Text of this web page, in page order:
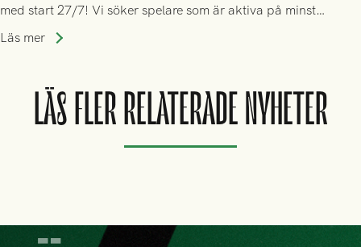
med start 27/7! Vi söker spelare som är aktiva på minst
division 3-nivå.
Läs mer
LÄS FLER RELATERADE NYHETER